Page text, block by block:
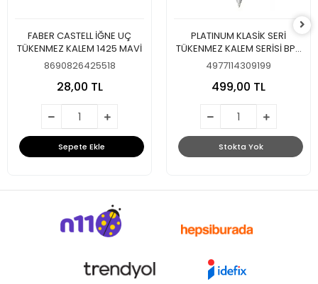
FABER CASTELL İĞNE UÇ
TÜKENMEZ KALEM 1425 MAVİ
8690826425518
28,00 TL
Sepete Ekle
PLATINUM KLASİK SERİ
TÜKENMEZ KALEM SERİSİ BPK
1000 PEMBE TÜKENMEZ
4977114309199
499,00 TL
Stokta Yok